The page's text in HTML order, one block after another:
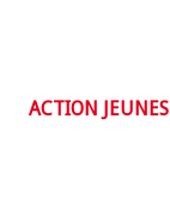
ACTION JEUNES